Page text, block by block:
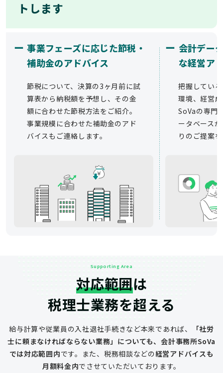
トします
ー 事業フェーズに応じた節税・
補助金のアドバイス
節税について、決算の3ヶ月前に試
算表から納税額を予想し、その金
額に合わせた節税方法をご紹介。
事業規模に合わせた補助金のアド
バイスもご連絡します。
ー 会計デー
な経営ア
把握してい
環境、経営
SoVaの専門
ータベース
りのご提案
Supporting Area
対応範囲は
税理士業務を超える
給与計算や従業員の入社退社手続きなど本来であれば、
「社労
士に頼まなければならない業務」についても、会計事務所SoVa
では対応範囲内です。 また、税務相談などの経営アドバイスも
月額料金内でさせていただいております。